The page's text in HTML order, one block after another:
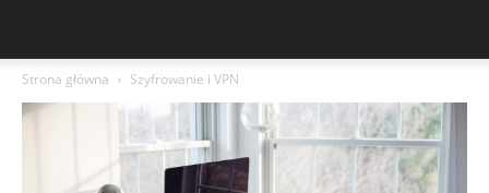
Strona główna Szyfrowanie i VPN